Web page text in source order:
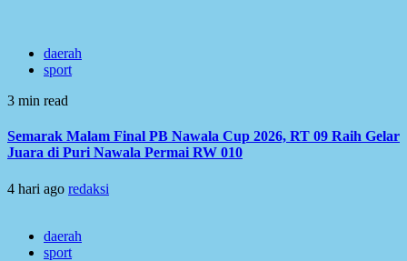
daerah
sport
3 min read
Semarak Malam Final PB Nawala Cup 2026, RT 09 Raih Gelar
Juara di Puri Nawala Permai RW 010
4 hari ago redaksi
daerah
sport